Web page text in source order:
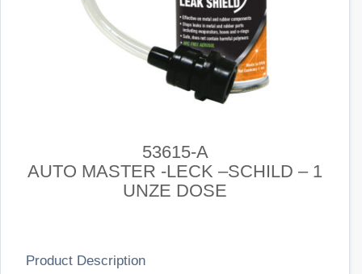
53615-A
AUTO MASTER -LECK –SCHILD – 1
UNZE DOSE
Product Description